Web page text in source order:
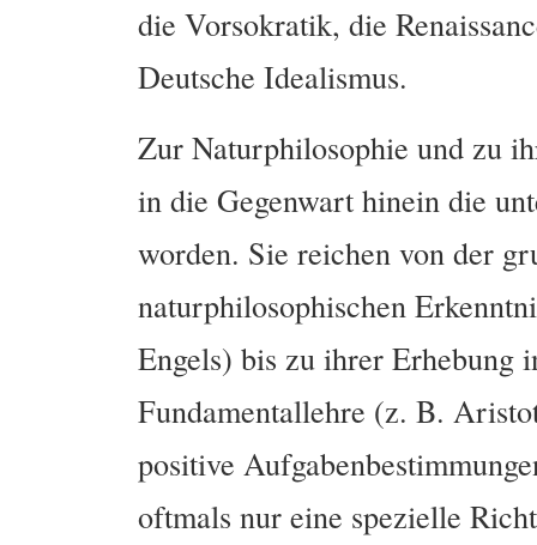
die Vorsokratik, die
Deutsche Idealismus.
Zur Naturphilosophie und zu
in die Gegenwart hinein die
worden. Sie reichen von der
naturphilosophischen
Engels) bis zu ihrer Erhebung
Fundamentallehre (z. B.
positive
oftmals nur eine spezielle